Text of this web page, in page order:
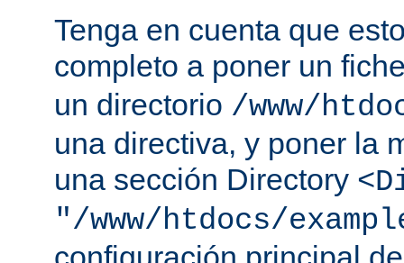
Tenga en cuenta que
completo a poner un
un directorio /www/
una directiva, y poner la
una sección Directory
"/www/htdocs/